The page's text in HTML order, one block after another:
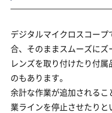
デジタルマイクロスコー
合、そのままスムーズに
レンズを取り付けたり付
のもあります。
余計な作業が追加される
業ラインを停止させたりと